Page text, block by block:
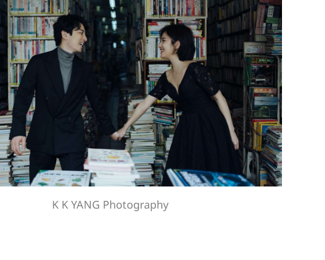
K K YANG Photography